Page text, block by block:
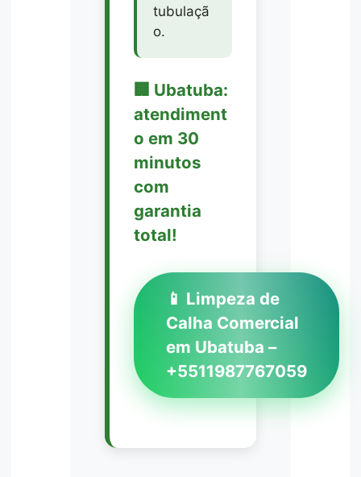
tubulaçã
o.
🏢 Ubatuba:
atendiment
o em 30
minutos
com
garantia
total!
📱 Limpeza de
Calha Comercial
em Ubatuba –
+5511987767059